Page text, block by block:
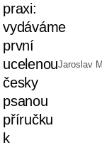
praxi:
vydáváme
první
ucelenou
česky
psanou
příručku
k
Jaroslav